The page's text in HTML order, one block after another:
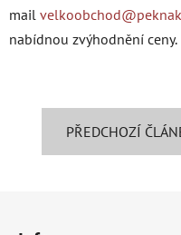
mail
nabídnou zvýhodnění ceny.
PŘEDCHOZÍ